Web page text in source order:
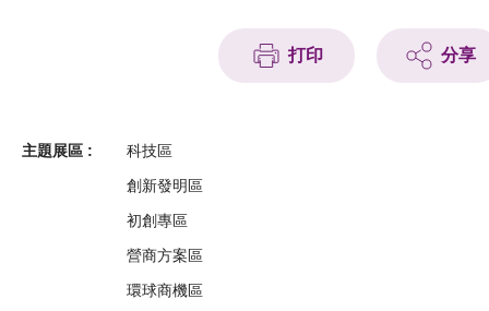
科技分享
打印 分享
主題展區 :
科技區
創新發明區
初創專區
營商方案區
環球商機區